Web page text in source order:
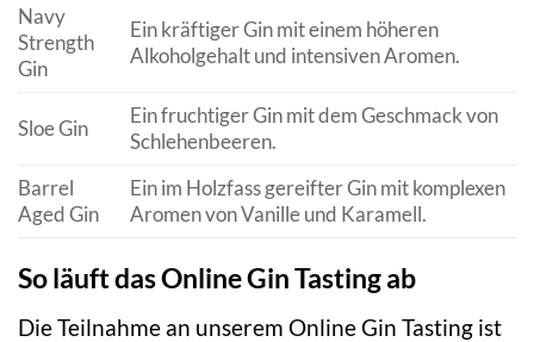
Navy
Strength
Gin
Ein kräftiger Gin mit einem höheren
Alkoholgehalt und intensiven Aromen.
Sloe Gin
Ein fruchtiger Gin mit dem Geschmack von
Schlehenbeeren.
Barrel
Aged Gin
Ein im Holzfass gereifter Gin mit komplexen
Aromen von Vanille und Karamell.
So läuft das Online Gin Tasting ab
Die Teilnahme an unserem Online Gin Tasting ist